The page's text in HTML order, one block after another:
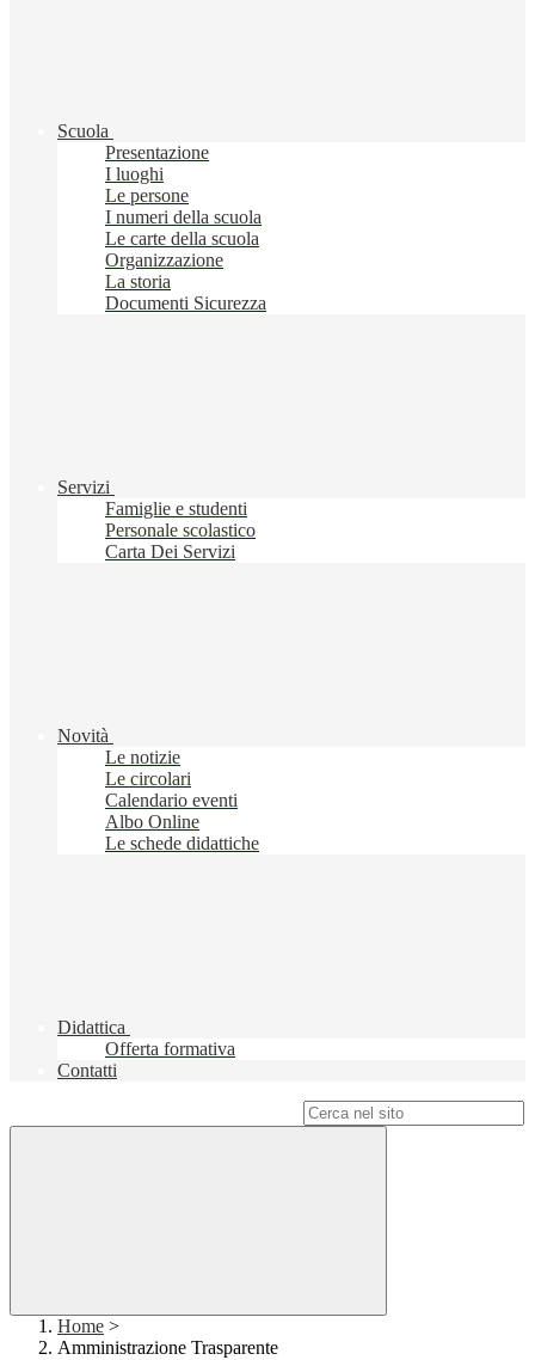
Scuola
Presentazione
I luoghi
Le persone
I numeri della scuola
Le carte della scuola
Organizzazione
La storia
Documenti Sicurezza
Servizi
Famiglie e studenti
Personale scolastico
Carta Dei Servizi
Novità
Le notizie
Le circolari
Calendario eventi
Albo Online
Le schede didattiche
Didattica
Offerta formativa
Contatti
Home >
Amministrazione Trasparente